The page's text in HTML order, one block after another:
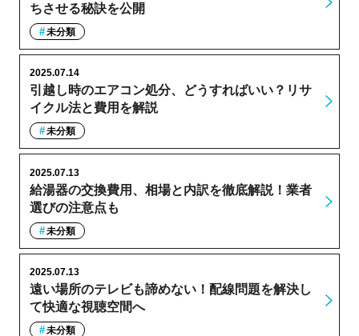
ちさせる秘訣を公開
未分類
引越し時のエアコン処分、どうすればいい？リサ
イクル法と費用を解説
2025.07.14
未分類
給湯器の交換費用、相場と内訳を徹底解説！業者
選びの注意点も
2025.07.13
未分類
遠い場所のテレビも諦めない！配線問題を解決し
て快適な視聴空間へ
2025.07.13
未分類